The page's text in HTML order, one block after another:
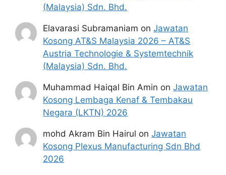
(Malaysia) Sdn. Bhd.
Elavarasi Subramaniam onJawatan
Kosong AT&S Malaysia 2026 – AT&S
Austria Technologie & Systemtechnik
(Malaysia) Sdn. Bhd.
Muhammad Haiqal Bin Amin onJawatan
Kosong Lembaga Kenaf & Tembakau
Negara (LKTN) 2026
mohd Akram Bin Hairul onJawatan
Kosong Plexus Manufacturing Sdn Bhd
2026